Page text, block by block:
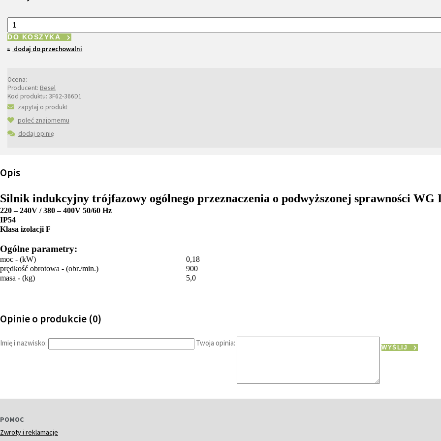
DO KOSZYKA
dodaj do przechowalni
Ocena:
Producent: Besel
Kod produktu: 3F62-366D1
zapytaj o produkt
poleć znajomemu
dodaj opinię
Opis
Silnik indukcyjny trójfazowy ogólnego przeznaczenia o podwyższonej sprawności WG
220 – 240V / 380 – 400V 50/60 Hz
IP54
Klasa izolacji F
Ogólne parametry:
moc - (kW)
0,18
prędkość obrotowa - (obr./min.)
900
masa - (kg)
5,0
Opinie o produkcie (0)
Imię i nazwisko: Twoja opinia: WYŚLIJ
POMOC
Zwroty i reklamacje